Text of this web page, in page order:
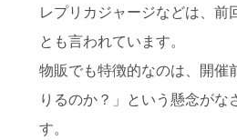
レプリカジャージなどは、前
とも言われています。
物販でも特徴的なのは、開催
りるのか？」という懸念がな
す。